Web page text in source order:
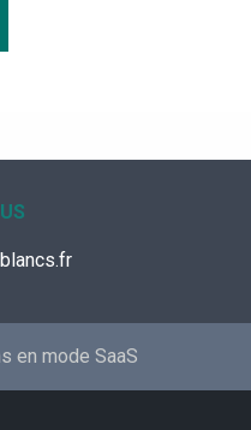
en mode SaaS